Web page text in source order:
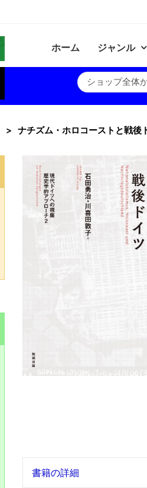
ホーム ジャンル
ナチズム・ホロコーストと戦後
書籍の詳細